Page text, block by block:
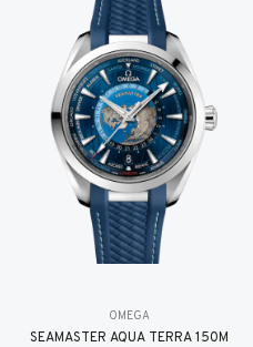
OMEGA
SEAMASTER AQUA TERRA 150M